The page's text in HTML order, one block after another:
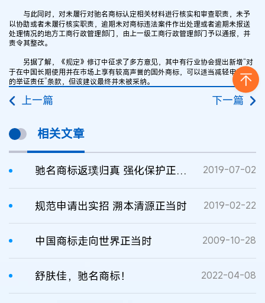
与此同时，对未履行对驰名商标认定相关材料进行核实和审查职责，未予
以协助或者未履行核实职责，逾期未对商标违法案件作出处理或者逾期未报送
处理情况的地方工商行政管理部门，由上一级工商行政管理部门予以通报，并
责令其整改。
另据了解，《规定》修订中征求了多方意见，其中有行业协会提出新增“对
于在中国长期使用并在市场上享有较高声誉的国外商标，可以适当减轻申请人
的举证责任”条款，但该建议最终并未被采纳。
上一篇 下一篇
相关文章
驰名商标返璞归真 强化保护正当其时 2019-07-02
规范申请出实招 溯本清源正当时 2019-02-22
中国商标走向世界正当时 2009-10-28
舒肤佳，驰名商标！ 2022-04-08